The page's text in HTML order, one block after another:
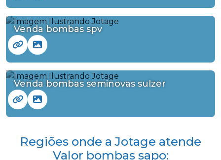
Venda bombas spv
Venda bombas seminovas sulzer
Regiões onde a Jotage atende
Valor bombas sapo: